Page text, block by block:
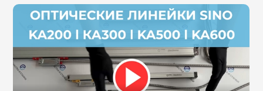
Фильтры масляного тумана
Фильтры, расходники и аксессуары
Ротационные соединения